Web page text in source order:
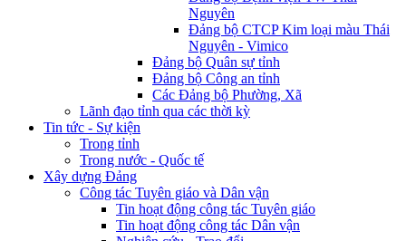
Nguyên
Đảng bộ CTCP Kim loại màu Thái
Nguyên - Vimico
Đảng bộ Quân sự tỉnh
Đảng bộ Công an tỉnh
Các Đảng bộ Phường, Xã
Lãnh đạo tỉnh qua các thời kỳ
Tin tức - Sự kiện
Trong tỉnh
Trong nước - Quốc tế
Xây dựng Đảng
Công tác Tuyên giáo và Dân vận
Tin hoạt động công tác Tuyên giáo
Tin hoạt động công tác Dân vận